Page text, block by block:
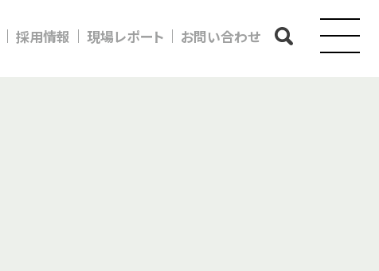
採用情報 現場レポート お問い合わせ